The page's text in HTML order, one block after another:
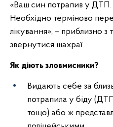
«Ваш син потрапив у ДТП.
Необхідно терміново
лікування», – приблизно
звернутися шахраї.
Як діють зловмисники?
Видають себе за
потрапила у біду
тощо) або ж